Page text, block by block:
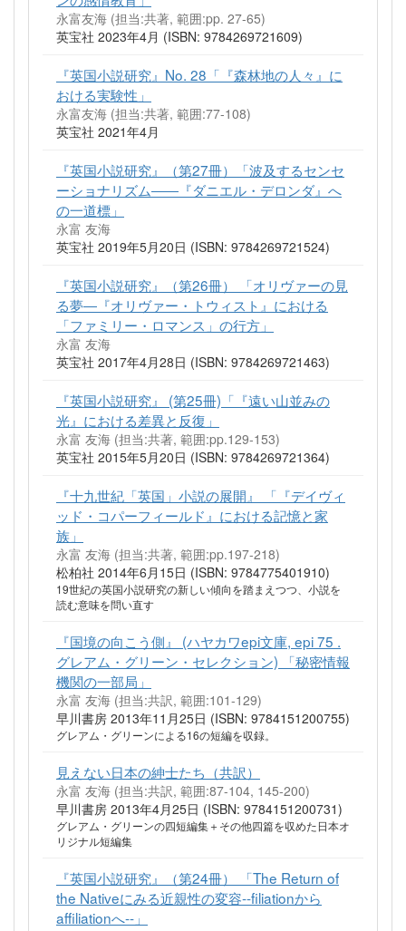
永富友海 (担当:共著, 範囲:pp. 27-65)
英宝社 2023年4月 (ISBN: 9784269721609)
『英国小説研究』No. 28「『森林地の人々』に
おける実験性」
永富友海 (担当:共著, 範囲:77-108)
英宝社 2021年4月
『英国小説研究』（第27冊）「波及するセンセ
ーショナリズム――『ダニエル・デロンダ』へ
の一道標」
永富 友海
英宝社 2019年5月20日 (ISBN: 9784269721524)
『英国小説研究』（第26冊） 「オリヴァーの見
る夢―『オリヴァー・トウィスト』における
「ファミリー・ロマンス」の行方」
永富 友海
英宝社 2017年4月28日 (ISBN: 9784269721463)
『英国小説研究』 (第25冊)「『遠い山並みの
光』における差異と反復」
永富 友海 (担当:共著, 範囲:pp.129-153)
英宝社 2015年5月20日 (ISBN: 9784269721364)
『十九世紀「英国」小説の展開』 「『デイヴィ
ッド・コパーフィールド』における記憶と家
族」
永富 友海 (担当:共著, 範囲:pp.197-218)
松柏社 2014年6月15日 (ISBN: 9784775401910)
19世紀の英国小説研究の新しい傾向を踏まえつつ、小説を
読む意味を問い直す
『国境の向こう側』 (ハヤカワepi文庫, epi 75 .
グレアム・グリーン・セレクション) 「秘密情報
機関の一部局」
永富 友海 (担当:共訳, 範囲:101-129)
早川書房 2013年11月25日 (ISBN: 9784151200755)
グレアム・グリーンによる16の短編を収録。
見えない日本の紳士たち（共訳）
永富 友海 (担当:共訳, 範囲:87-104, 145-200)
早川書房 2013年4月25日 (ISBN: 9784151200731)
グレアム・グリーンの四短編集＋その他四篇を収めた日本オ
リジナル短編集
『英国小説研究』（第24冊） 「The Return of
the Nativeにみる近親性の変容--filiationから
affiliationへ--」